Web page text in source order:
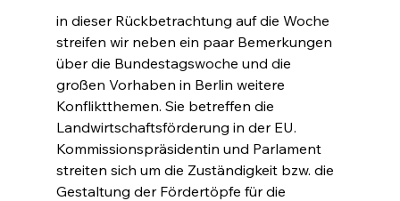
in dieser Rückbetrachtung auf die Woche
streifen wir neben ein paar Bemerkungen
über die Bundestagswoche und die
großen Vorhaben in Berlin weitere
Konfliktthemen. Sie betreffen die
Landwirtschaftsförderung in der EU.
Kommissionspräsidentin und Parlament
streiten sich um die Zuständigkeit bzw. die
Gestaltung der Fördertöpfe für die